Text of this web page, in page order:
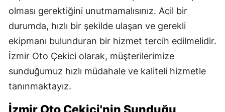
Samsun
Siirt
Sinop
olması gerektiğini unutmamalısınız. Acil bir
durumda, hızlı bir şekilde ulaşan ve gerekli
ekipmanı bulunduran bir hizmet tercih edilmelidir.
İzmir Oto Çekici olarak, müşterilerimize
sunduğumuz hızlı müdahale ve kaliteli hizmetle
tanınmaktayız.